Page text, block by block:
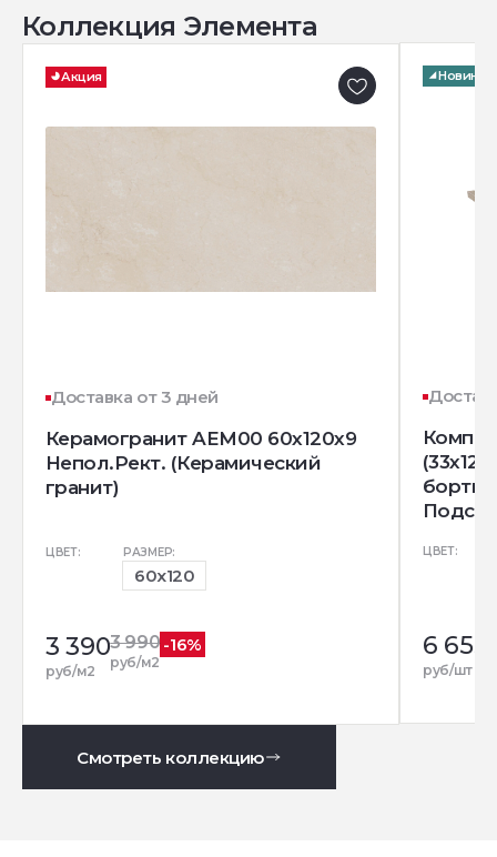
Коллекция Элемента
Акция
Доставка от 3 дней
Керамогранит AEM00 60x120x9
Непол.Рект. (Керамический
гранит)
ЦВЕТ: РАЗМЕР:
60x120
3 390
руб/м2
3 990
руб/м2
-16%
Новинка
ЦВЕТ:
6 655
руб/шт
Смотреть коллекцию